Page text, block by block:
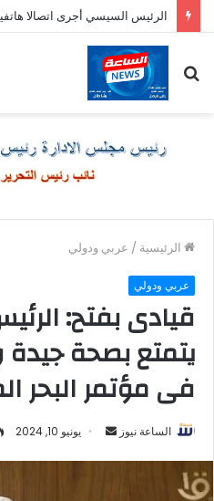
الرئيس السيسي أجرى اتصالا
عن
الرئيسية / عربي ودولي
عربي ودولي
قيادى بفتح:
يتمتع بصحة
فى مؤتمر البحر
الساعة نيوز
أرسل يونيو 10, 2024